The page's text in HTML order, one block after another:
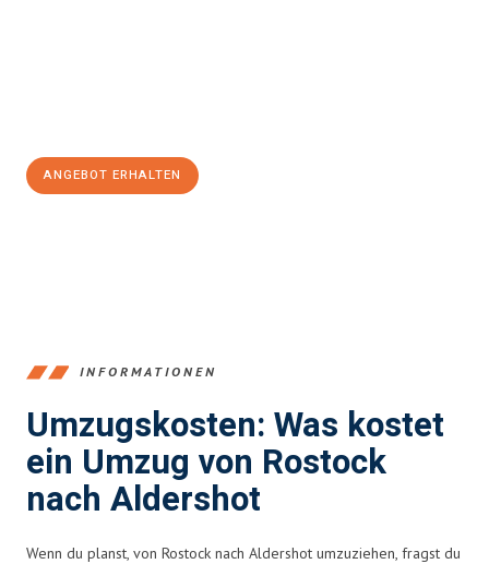
ANGEBOT ERHALTEN
INFORMATIONEN
Umzugskosten: Was kostet
ein Umzug von Rostock
nach Aldershot
Wenn du planst, von Rostock nach Aldershot umzuziehen, fragst du